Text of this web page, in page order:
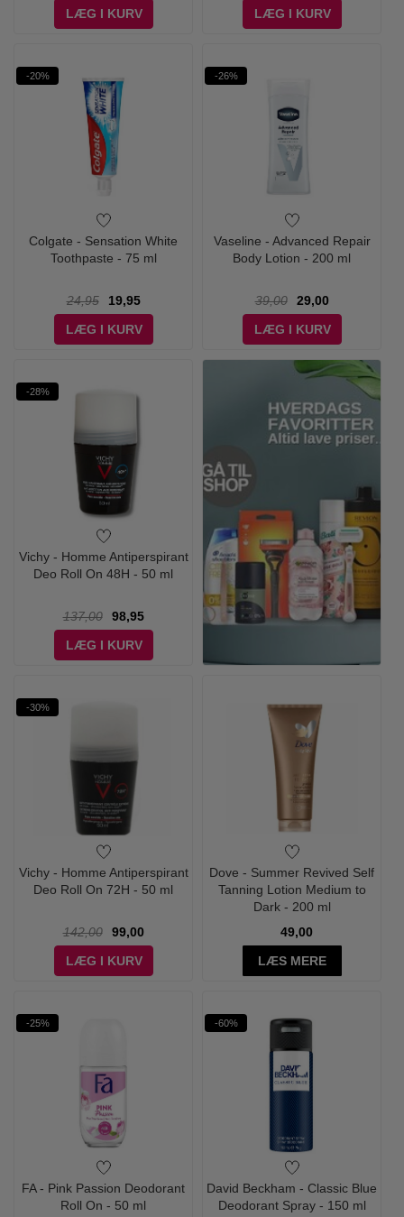
LÆG I KURV
LÆG I KURV
-20%
Colgate - Sensation White
Toothpaste - 75 ml
24,95
19,95
LÆG I KURV
-26%
Vaseline - Advanced Repair
Body Lotion - 200 ml
39,00
29,00
LÆG I KURV
-28%
Vichy - Homme Antiperspirant
Deo Roll On 48H - 50 ml
137,00
98,95
LÆG I KURV
-30%
Vichy - Homme Antiperspirant
Deo Roll On 72H - 50 ml
142,00
99,00
LÆG I KURV
Dove - Summer Revived Self
Tanning Lotion Medium to
Dark - 200 ml
49,00
LÆS MERE
-25%
FA - Pink Passion Deodorant
Roll On - 50 ml
-60%
David Beckham - Classic Blue
Deodorant Spray - 150 ml